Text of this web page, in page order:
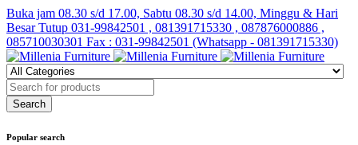
Buka jam 08.30 s/d 17.00, Sabtu 08.30 s/d 14.00, Minggu & Hari
Besar Tutup 031-99842501 , 081391715330 , 087876000886 ,
085710030301 Fax : 031-99842501 (Whatsapp - 081391715330)
Popular search